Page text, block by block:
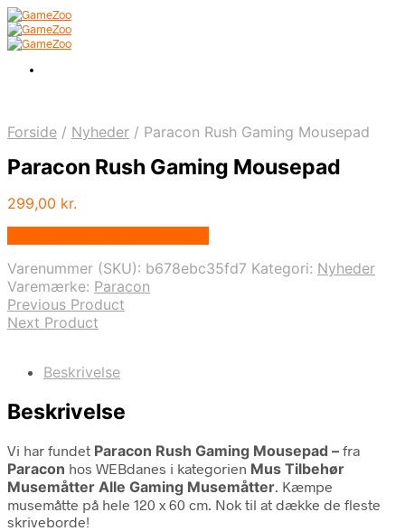
Forside / Nyheder / Paracon Rush Gaming Mousepad
Paracon Rush Gaming Mousepad
299,00 kr.
Varenummer (SKU): b678ebc35fd7 Kategori: Nyheder
Varemærke: Paracon
Previous Product
Next Product
Beskrivelse
Beskrivelse
Vi har fundet Paracon Rush Gaming Mousepad – fra
Paracon hos WEBdanes i kategorien Mus Tilbehør
Musemåtter Alle Gaming Musemåtter. Kæmpe
musemåtte på hele 120 x 60 cm. Nok til at dække de fleste
skriveborde!